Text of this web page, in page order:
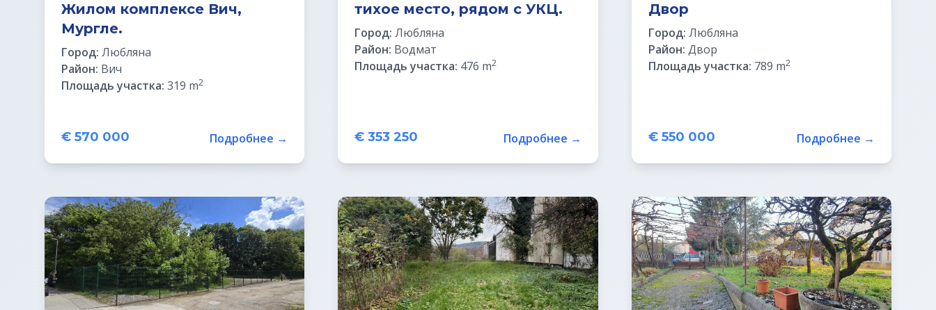
Жилом комплексе Вич,
Мургле.
Город: Любляна
Район: Вич
Площадь участка: 319 m2
€ 570 000 Подробнее →
тихое место, рядом с УКЦ.
Город: Любляна
Район: Водмат
Площадь участка: 476 m2
€ 353 250 Подробнее →
Двор
Город: Любляна
Район: Двор
Площадь участка: 789 m2
€ 550 000 Подробнее →